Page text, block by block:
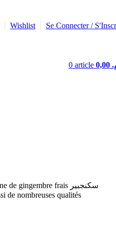
Wishlist Se Connecter /
0 article